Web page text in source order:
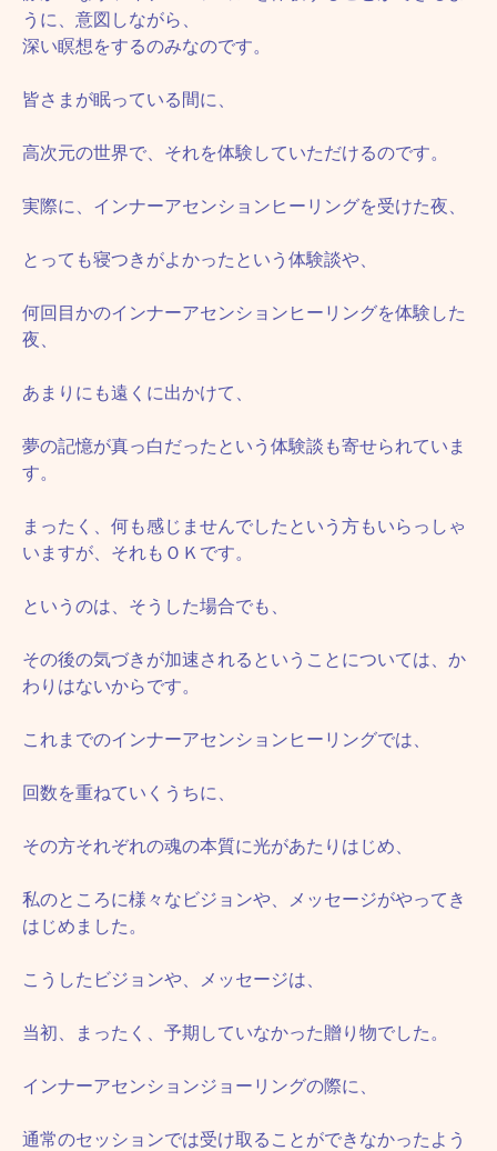
うに、意図しながら、
深い瞑想をするのみなのです。
皆さまが眠っている間に、
高次元の世界で、それを体験していただけるのです。
実際に、インナーアセンションヒーリングを受けた夜、
とっても寝つきがよかったという体験談や、
何回目かのインナーアセンションヒーリングを体験した
夜、
あまりにも遠くに出かけて、
夢の記憶が真っ白だったという体験談も寄せられていま
す。
まったく、何も感じませんでしたという方もいらっしゃ
いますが、それもＯＫです。
というのは、そうした場合でも、
その後の気づきが加速されるということについては、か
わりはないからです。
これまでのインナーアセンションヒーリングでは、
回数を重ねていくうちに、
その方それぞれの魂の本質に光があたりはじめ、
私のところに様々なビジョンや、メッセージがやってき
はじめました。
こうしたビジョンや、メッセージは、
当初、まったく、予期していなかった贈り物でした。
インナーアセンションジョーリングの際に、
通常のセッションでは受け取ることができなかったよう